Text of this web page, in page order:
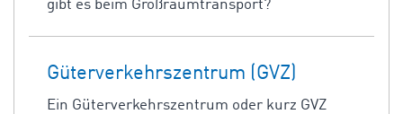
gibt es beim Großraumtransport?
Güterverkehrszentrum (GVZ)
Ein Güterverkehrszentrum oder kurz GVZ